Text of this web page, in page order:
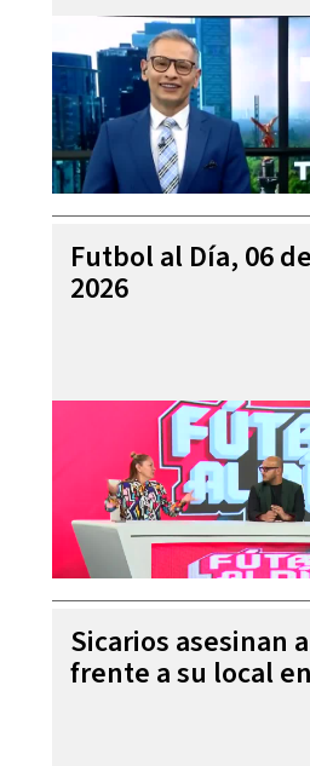
Futbol al Día, 06
2026
Sicarios asesinan
frente a su local